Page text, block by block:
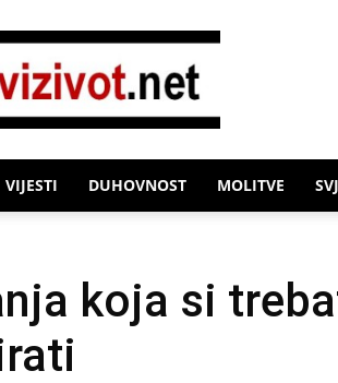
Novi
VIJESTI DUHOVNOST MOLITVE
koja si